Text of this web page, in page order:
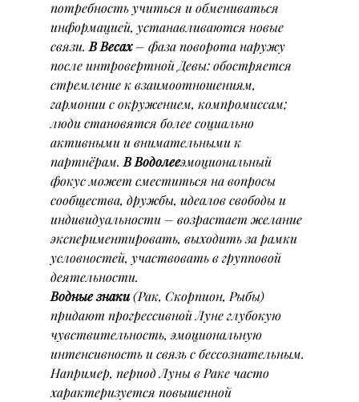
потребность учиться и обмениваться
информацией, устанавливаются новые
связи. В Весах – фаза поворота наружу
после интровертной Девы: обостряется
стремление к взаимоотношениям,
гармонии с окружением, компромиссам;
люди становятся более социально
активными и внимательными к
партнёрам. В Водолееэмоциональный
фокус может сместиться на вопросы
сообщества, дружбы, идеалов свободы и
индивидуальности – возрастает желание
экспериментировать, выходить за рамки
условностей, участвовать в групповой
деятельности.
Водные знаки (Рак, Скорпион, Рыбы)
придают прогрессивной Луне глубокую
чувствительность, эмоциональную
интенсивность и связь с бессознательным.
Например, период Луны в Раке часто
характеризуется повышенной